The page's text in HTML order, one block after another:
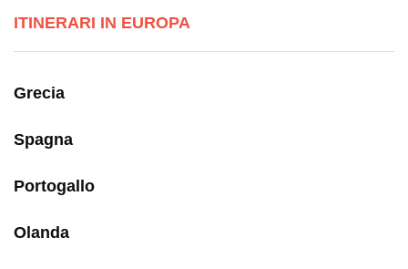
ITINERARI IN EUROPA
Grecia
Spagna
Portogallo
Olanda